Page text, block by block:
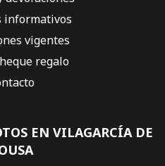
EN VILAGARCÍA DE
informativos
vigentes
regalo